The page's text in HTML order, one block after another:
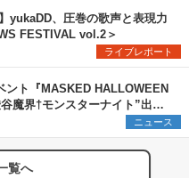
yukaDD、圧巻の歌声と表現力
FESTIVAL vol.2＞
ライブレポート
ント『MASKED HALLOWEEN
魔界†モンスターナイト”出演6
ニュース
覧へ